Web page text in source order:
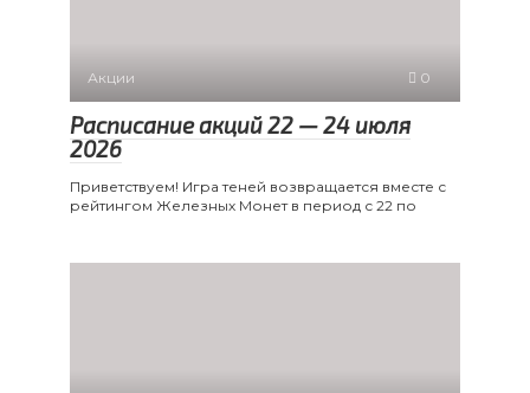
Акции 0
Расписание акций 22 — 24 июля
2026
Приветствуем! Игра теней возвращается вместе с
рейтингом Железных Монет в период с 22 по